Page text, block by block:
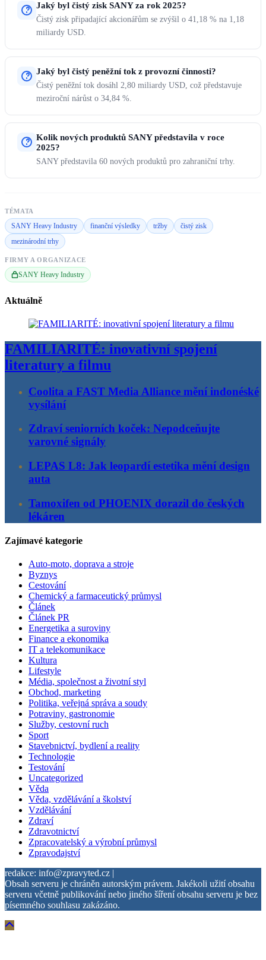
Jaký byl čistý zisk SANY za rok 2025?
Čistý zisk připadající akcionářům se zvýšil o 41,18 % na 1,18
miliardy USD.
Jaký byl čistý peněžní tok z provozní činnosti?
Čistý peněžní tok dosáhl 2,80 miliardy USD, což představuje
meziroční nárůst o 34,84 %.
Kolik nových produktů SANY představila v roce
2025?
SANY představila 60 nových produktů pro zahraniční trhy.
TÉMATA
SANY Heavy Industry finanční výsledky tržby
čistý zisk
mezinárodní trhy
FIRMY A ORGANIZACE
SANY Heavy Industry
Aktuálně
FAMILIARITÉ: inovativní spojení
literatury a filmu
Coolita a FAST Media Alliance mění indonéské
vysílání
Zdraví seniorních koček: Nepodceňujte
varovné signály
LEPAS L8: Jak leopardí estetika mění design
auta
Tamoxifen od PHOENIX dorazil do českých
lékáren
Zajímavé kategorie
Auto-moto, doprava a stroje
Byznys
Cestování
Chemický a farmaceutický průmysl
Článek
Článek PR
Energetika a suroviny
Finance a ekonomika
IT a telekomunikace
Kultura
Lifestyle
Média, společnost a životní styl
Obchod, marketing
Politika, veřejná správa a soudy
Potraviny, gastronomie
Služby, cestovní ruch
Sport
Stavebnictví, bydlení a reality
Technologie
Testování
Uncategorized
Věda
Věda, vzdělávání a školství
Vzdělávání
Zdraví
Zdravotnictví
Zpracovatelský a výrobní průmysl
Zpravodajství
redakce: info@zpravyted.cz |
Obsah serveru je chráněn autorským právem. Jakékoli užití obsahu
serveru včetně publikování nebo jiného šíření obsahu serveru je bez
písemného souhlasu zakázáno.